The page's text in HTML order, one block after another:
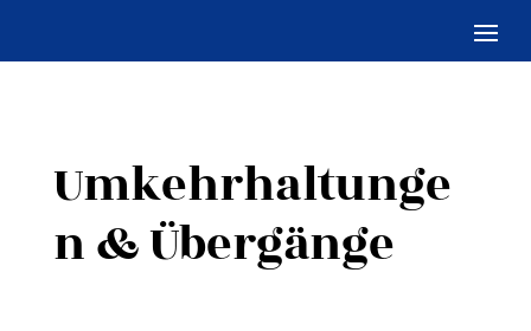
Umkehrhaltunge
n & Übergänge